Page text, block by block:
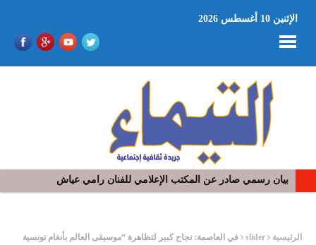
الإثنين 10 أغسطس 2026
بيان رسمي صادر عن المكتب الإعلامي للفنان رامي عياش
في افتتاح مهرجان بومخلوف الدولي: رؤوف ماهر يتالق و يشد الجمهور
الرئيسية slider
في العاصمة: نجاح كبير لتظاهرة “موسيقى العالم بأنغام تونسية